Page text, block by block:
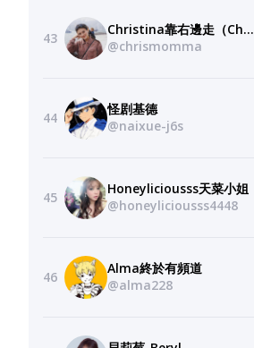
43
Christina靠右邊走（Christina）
@chrismomma
44
怪剧基德
@naixue-j6s
45
Honeyliciousss天菜小姐
@honeyliciousss4448
46
Alma終於有頻道
@alma228